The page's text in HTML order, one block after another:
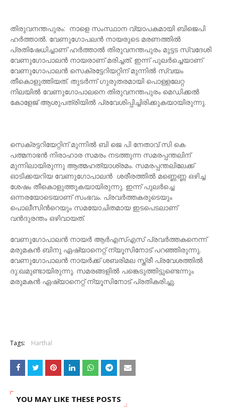
തിരുവനന്തപുരം: നാളെ സംസ്ഥാന വ്യാപകമായി ബിജെപി
ഹര്‍ത്താല്‍. വേണുഗോപലന്‍ നായരുടെ മരണത്തില്‍
പ്രതിഷേധിച്ചാണ് ഹര്‍ത്താല്‍ തിരുവനന്തപുരം മുട്ടട സ്വദേശി
വേണുഗോപാലന്‍ നായരാണ് മരിച്ചത്. ഇന്ന് പുലര്‍ച്ചെയാണ്
വേണുഗോപാലന്‍ സെക്രട്ടേറിയറ്റിന് മുന്നില്‍ സ്വയം
തീകൊളുത്തിയത്. തുടര്‍ന്ന് ഗുരുതരമായി പൊള്ളലേറ്റ
നിലയിൽ വേണുഗോപാലനെ തിരുവനന്തപുരം മെഡിക്കൽ
കോളേജ് ആശുപത്രിയിൽ പ്രവേശിപ്പിച്ചിരിക്കുകയായിരുന്നു.
സെക്രട്ടറിയേറ്റിന് മുന്നിൽ ബി ജെ പി നേതാവ് സി കെ
പത്മനാഭൻ നിരാഹാര സമരം നടത്തുന്ന സമരപ്പന്തലിന്
മുന്നിലായിരുന്നു ആത്മഹത്യാശ്രമം. സമരപ്പന്തലിലേക്ക്
ഓടിക്കയറിയ വേണുഗോപാലന്‍ ശരീരത്തിൽ മണ്ണെണ്ണ ഒഴിച്ച
ശേഷം തീകൊളുത്തുകയായിരുന്നു. ഇന്ന് പുലർച്ചെ
ഒന്നരയോടെയാണ് സംഭവം. പ്രവർത്തകരുടെയും
പൊലീസിന്‍റെയും സമയോചിതമായ ഇടപെടലാണ്
വൻദുരന്തം ഒഴിവായത്.
വേണുഗോപാലൻ നായർ ആർഎസ്എസ് പ്രവർത്തകനെന്ന്
മരുമകൻ ബിനു ഏഷ്യാനെറ്റ് ന്യൂസിനോട് പറഞ്ഞിരുന്നു.
വേണുഗോപാലൻ നായർക്ക് ശബരിമല സ്ത്രീ പ്രവേശത്തിൽ
ദു:ഖമുണ്ടായിരുന്നു. സമരങ്ങളിൽ പങ്കെടുത്തിട്ടുണ്ടെന്നും
മരുമകന്‍ ഏഷ്യാനെറ്റ് ന്യൂസിനോട് പ്രതികരിച്ചു.
Tags: Harthal
YOU MAY LIKE THESE POSTS